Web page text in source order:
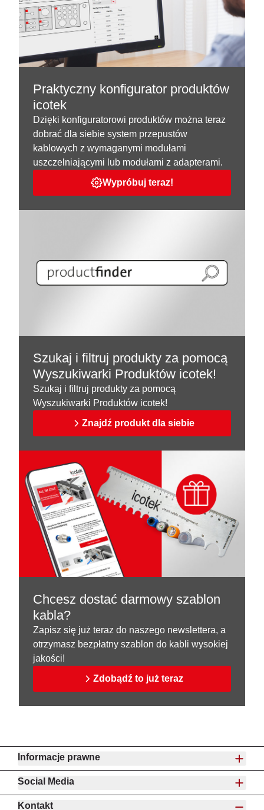
Praktyczny konfigurator produktów
icotek
Dzięki konfiguratorowi produktów można teraz
dobrać dla siebie system przepustów
kablowych z wymaganymi modułami
uszczelniającymi lub modułami z adapterami.
Wypróbuj teraz!
Szukaj i filtruj produkty za pomocą
Wyszukiwarki Produktów icotek!
Szukaj i filtruj produkty za pomocą
Wyszukiwarki Produktów icotek!
Znajdź produkt dla siebie
Chcesz dostać darmowy szablon
kabla?
Zapisz się już teraz do naszego newslettera, a
otrzymasz bezpłatny szablon do kabli wysokiej
jakości!
Zdobądź to już teraz
Informacje prawne
Social Media
Kontakt